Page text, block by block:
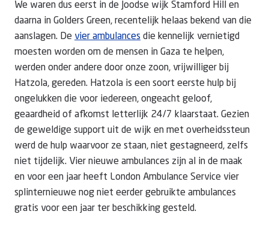
We waren dus eerst in de Joodse wijk Stamford Hill en
daarna in Golders Green, recentelijk helaas bekend van die
aanslagen. De vier ambulances die kennelijk vernietigd
moesten worden om de mensen in Gaza te helpen,
werden onder andere door onze zoon, vrijwilliger bij
Hatzola, gereden. Hatzola is een soort eerste hulp bij
ongelukken die voor iedereen, ongeacht geloof,
geaardheid of afkomst letterlijk 24/7 klaarstaat. Gezien
de geweldige support uit de wijk en met overheidssteun
werd de hulp waarvoor ze staan, niet gestagneerd, zelfs
niet tijdelijk. Vier nieuwe ambulances zijn al in de maak
en voor een jaar heeft London Ambulance Service vier
splinternieuwe nog niet eerder gebruikte ambulances
gratis voor een jaar ter beschikking gesteld.